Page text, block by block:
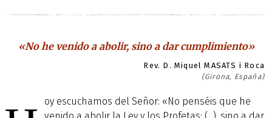
«No he venido a abolir, sino a dar cumplimiento»
Rev. D. Miquel MASATS i Roca
(Girona, España)
oy escuchamos del Señor: «No penséis que he